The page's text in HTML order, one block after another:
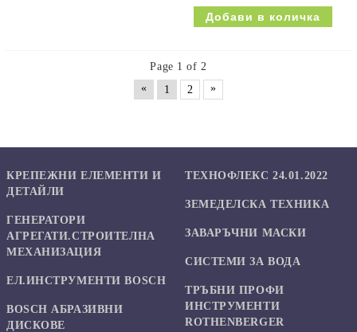
Page 1 of 2
«
1 2 »
КРЕПЕЖНИ ЕЛЕМЕНТИ И
ДЕТАЙЛИ
ГЕНЕРАТОРИ
АГРЕГАТИ.СТРОИТЕЛНА
МЕХАНИЗАЦИЯ
ЕЛ.ИНСТРУМЕНТИ BOSCH
BOSCH АБРАЗИВНИ
ДИСКОВЕ
ТЕХНОФЛЕКС 24.01.2022
ЗЕМЕДЕЛСКА ТЕХНИКА
ЗАВАРЪЧНИ МАСКИ
СИСТЕМИ ЗА ВОДА
ТРЪБНИ ПРОФИ
ИНСТРУМЕНТИ
ROTHENBERGER